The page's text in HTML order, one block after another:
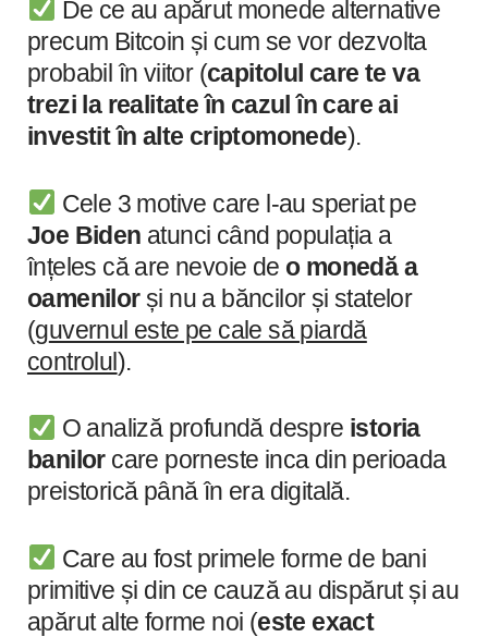
De ce au apărut monede alternative
precum Bitcoin și cum se vor dezvolta
probabil în viitor (capitolul care te va
trezi la realitate în cazul în care ai
investit în alte criptomonede).
Cele 3 motive care l-au speriat pe
Joe Biden atunci când populația a
înțeles că are nevoie de o monedă a
oamenilorși nu a băncilor și statelor
(guvernul este pe cale să piardă
controlul).
O analiză profundă despre istoria
banilorcare porneste inca din perioada
preistorică până în era digitală.
Care au fost primele forme de bani
primitive și din ce cauză au dispărut și au
apărut alte forme noi (este exact